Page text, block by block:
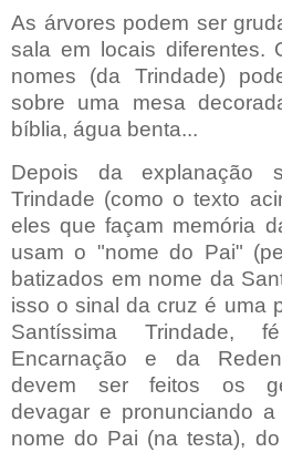
As árvores podem ser
sala em locais diferentes.
nomes (da Trindade)
sobre uma mesa
bíblia, água benta...
Depois da explanação
Trindade (como o texto
eles que façam memória
usam o "nome do Pai"
batizados em nome da
isso o sinal da cruz é uma
Santíssima Trindade,
Encarnação e da
devem ser feitos os
devagar e pronunciando
nome do Pai (na testa),